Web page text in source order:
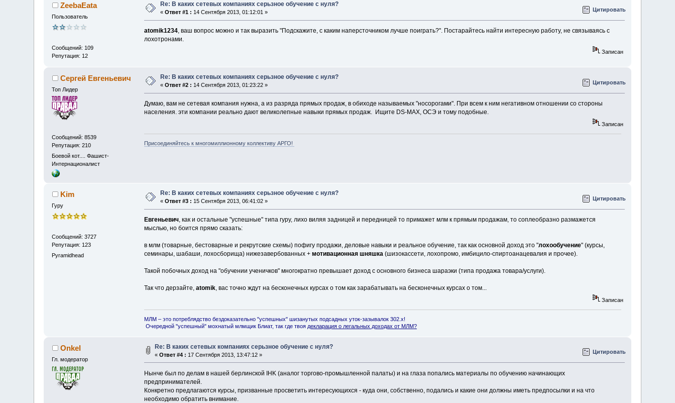
ZeebaEata
Пользователь
Сообщений: 109
Репутация: 12
Re: В каких сетевых компаниях серьзное обучение с нуля?
«Ответ #1 : 14 Сентября 2013, 01:12:01 » Цитировать
atomik1234, ваш вопрос можно и так выразить "Подскажите, с каким наперсточником лучше поиграть?". Постарайтесь найти интересную работу, не связываясь с
лохотронами.
Записан
Сергей Евгеньевич
Топ Лидер
Сообщений: 8539
Репутация: 210
Боевой кот.... Фашист-
Интернационалист
Re: В каких сетевых компаниях серьзное обучение с нуля?
«Ответ #2 : 14 Сентября 2013, 01:23:22 » Цитировать
Думаю, вам не сетевая компания нужна, а из разряда прямых продаж, в обиходе называемых "носорогами". При всем к ним негативном отношении со стороны
населения. эти компании реально дают великолепные навыки прямых продаж. Ищите DS-MAX, ОСЭ и тому подобные.
Записан
Присоединяйтесь к многомиллионному коллективу АРГО!
Kim
Гуру
Сообщений: 3727
Репутация: 123
Pyramidhead
Re: В каких сетевых компаниях серьзное обучение с нуля?
«Ответ #3 : 15 Сентября 2013, 06:41:02 » Цитировать
Евгеньевич, как и остальные "успешные" типа гуру, лихо виляя задницей и передницей то примажет млм к прямым продажам, то соплеобразно размажется
мыслью, но боится прямо сказать:
в млм (товарные, бестоварные и рекрутские схемы) пофигу продажи, деловые навыки и реальное обучение, так как основной доход это "лохообучение" (курсы,
семинары, шабаши, лохосборища) нижезавербованных + мотивационная шняшка(шизокассети, лохопромо, имбицило-спиртоанацевалия и прочее).
Такой побочных доход на "обучении ученичков" многократно превышает доход с основного бизнеса шараэки (типа продажа товара/услуги).
Так что дерзайте, atomik, вас точно ждут на бесконечных курсах о том как зарабатывать на бесконечных курсах о том...
Записан
МЛМ – это потреблядство бездоказательно "успешных" шизанутых подсадных уток-зазывалок 302.x!
Очередной "успешный" мохнатый млмщик Блиат, так где твоя декларация о легальных доходах от МЛМ?
Onkel
Гл. модератор
Re: В каких сетевых компаниях серьзное обучение с нуля?
«Ответ #4 : 17 Сентября 2013, 13:47:12 » Цитировать
Нынче был по делам в нашей берлинской IHK (аналог торгово-промышленной палаты) и на глаза попались материалы по обучению начинающих
предпринимателей.
Конкретно предлагаются курсы, призванные просветить интересующихся - куда они, собственно, подались и какие они должны иметь предпосылки и на что
необходимо обратить внимание.